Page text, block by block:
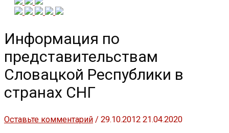
Информация по
представительствам
Словацкой Республики в
странах СНГ
Оставьте комментарий / 29.10.2012 21.04.2020